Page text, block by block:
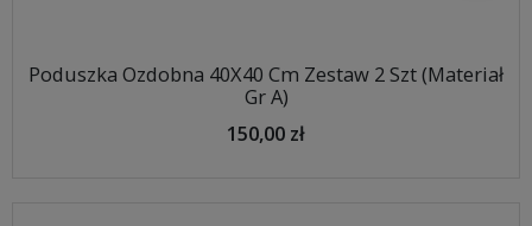
Poduszka Ozdobna 40X40 Cm Zestaw 2 Szt (Materiał
Gr A)
150,00 zł